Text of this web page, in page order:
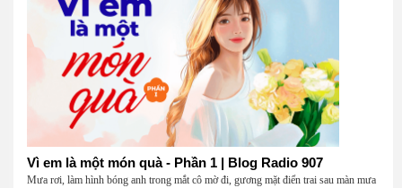
Vì em là một món quà - Phần 1 | Blog Radio 907
Mưa rơi, làm hình bóng anh trong mắt cô mờ đi, gương mặt điển trai sau màn mưa